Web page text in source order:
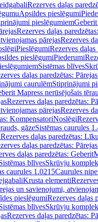
Rezerves daļas
Apsildes pieslēgumi
pieslēgumiem
Rezerves daļas
pārejasRezerves
PieslēgumiRezerves daļas
pieslēgumiPiederumi
Sistēmas blīves
daļas paredzētas:
caurulēmStiprinājumi
Mapress nerūsējošais
Rezerves daļas paredzētas:
pārejasRezerves
KompensatoriNoslēgi
gāzeSistēmas caurules
Rezerves daļas paredzētas:
daļas paredzētas:
daļas paredzētas:
blīvesSkrūvju
caurules 1.0215Caurules
Krusta elementi
un savienojumi,
pieslēgumiRezerves daļas
blīvesSkrūvju
Rezerves daļas paredzētas: